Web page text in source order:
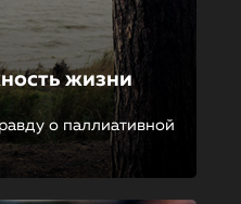
жизни
о паллиативной